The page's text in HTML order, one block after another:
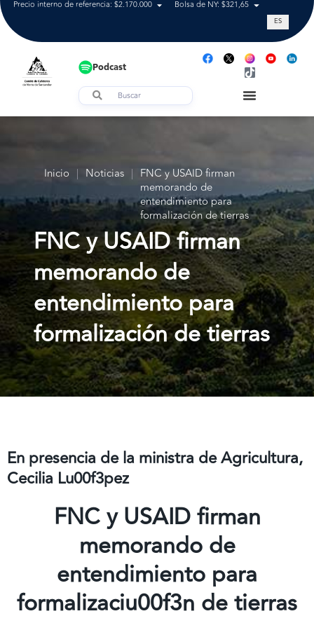
Precio interno de referencia: $2.170.000 Bolsa de NY: $321,65 Tasa de
ES
Podcast
Inicio | Noticias | FNC y USAID firman
memorando de
entendimiento para
formalización de tierras
FNC y USAID firman
memorando de
entendimiento para
formalización de tierras
En presencia de la ministra de Agricultura,
Cecilia Lu00f3pez
FNC y USAID firman
memorando de
entendimiento para
formalizaciu00f3n de tierras